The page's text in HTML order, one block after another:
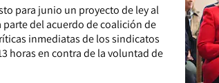
para junio un proyecto de ley al
del acuerdo de coalición de
inmediatas de los sindicatos
horas en contra de la voluntad de